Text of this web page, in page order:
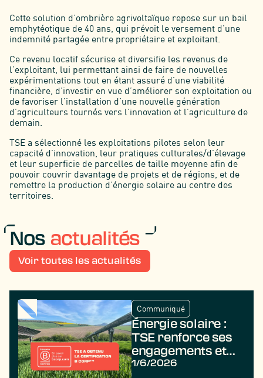
Cette solution d’ombrière agrivoltaïque repose sur un bail
emphytéotique de 40 ans, qui prévoit le versement d’une
indemnité partagée entre propriétaire et exploitant.
Ce revenu locatif sécurise et diversifie les revenus de
l’exploitant, lui permettant ainsi de faire de nouvelles
expérimentations tout en étant assuré d’une viabilité
financière, d’investir en vue d’améliorer son exploitation ou
de favoriser l’installation d’une nouvelle génération
d’agriculteurs tournés vers l’innovation et l’agriculture de
demain.
TSE a sélectionné les exploitations pilotes selon leur
capacité d’innovation, leur pratiques culturales/d’élevage
et leur superficie de parcelles de taille moyenne afin de
pouvoir couvrir davantage de projets et de régions, et de
remettre la production d’énergie solaire au centre des
territoires.
Nos actualités
Voir toutes les actualités
Communiqué
Énergie solaire :
TSE renforce ses
engagements et
obtient la
1/6/2026